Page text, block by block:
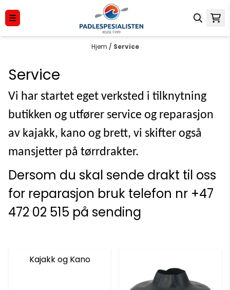
Hopp til innhold
Hjem / Service
Service
Vi har startet eget verksted i tilknytning
butikken og utfører service og reparasjon
av kajakk, kano og brett, vi skifter også
mansjetter på tørrdrakter.
Dersom du skal sende drakt til oss
for reparasjon bruk telefon nr +47
472 02 515 på sending
Kajakk og Kano